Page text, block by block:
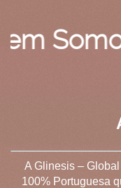
A Glinesis –
100% Portuguesa